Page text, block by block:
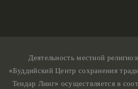
Деятельность местной
«Буддийский Центр сохранения
Тендар Линг» осуществляется в